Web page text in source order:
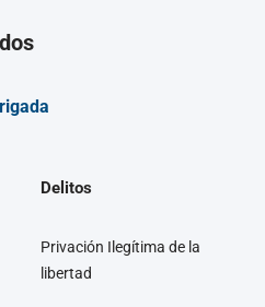
Delitos
Privación Ilegítima de la
libertad